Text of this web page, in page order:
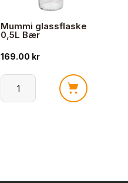
Mummi glassflaske
0,5L Bær
169.00 kr
Mummi